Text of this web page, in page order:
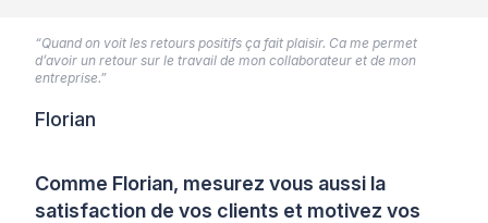
Comme Florian, mesurez vous aussi la
satisfaction de vos clients et motivez vos
“Quand on voit les retours positifs ça fait plaisir. Ca me permet
d’avoir un retour sur le travail de mon collaborateur et de mon
entreprise.”
Florian